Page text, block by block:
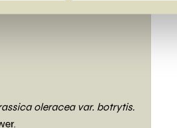
oleracea var. botrytis.